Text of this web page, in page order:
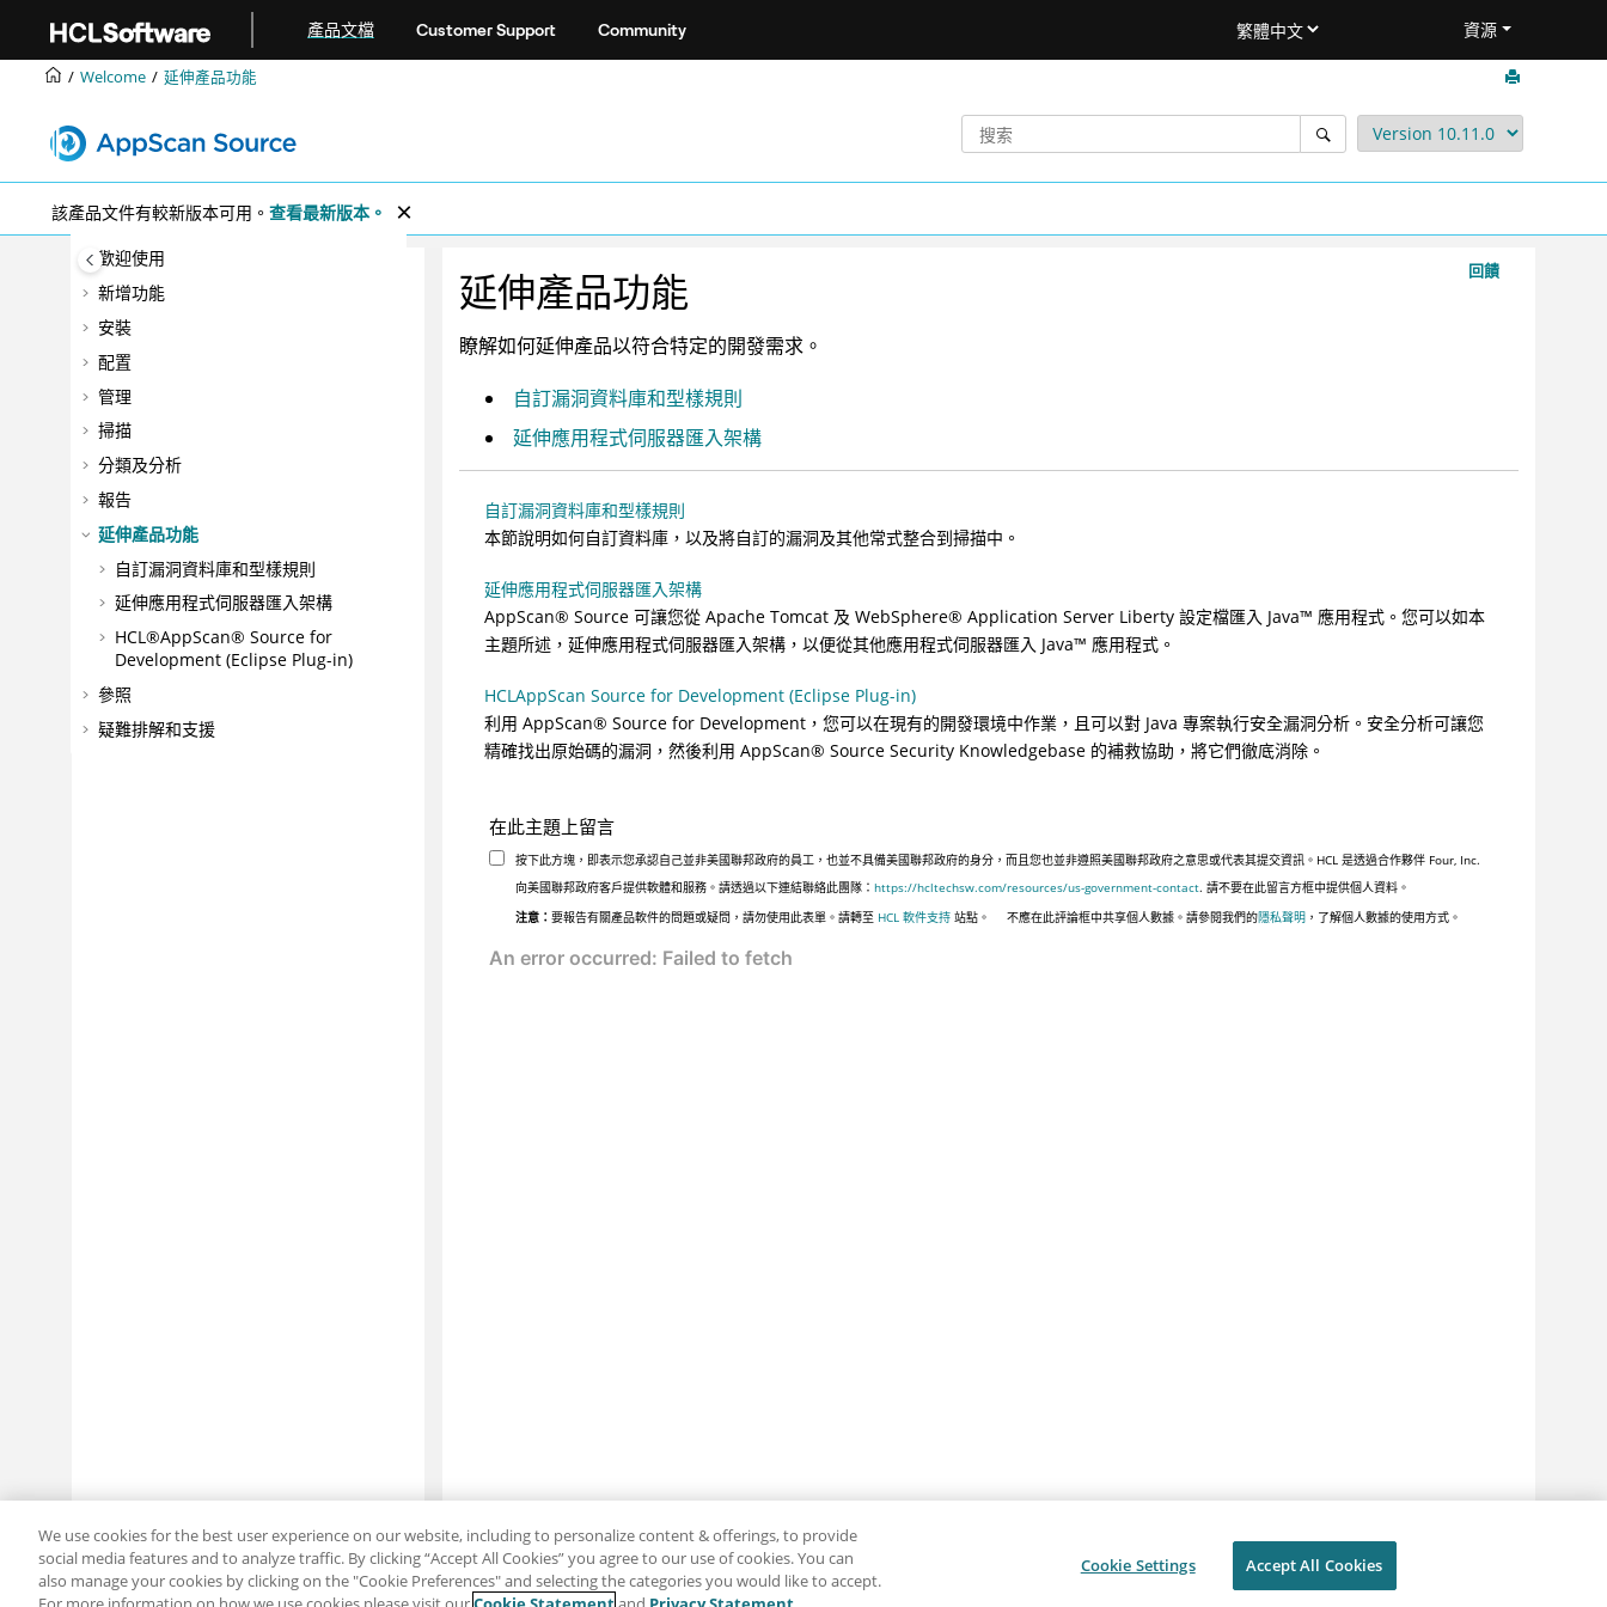
產品文檔 Customer Support Community 資源
Welcome 延伸產品功能
該產品文件有較新版本可用。 查看最新版本。
歡迎使用
新增功能
安裝
配置
管理
掃描
分類及分析
報告
延伸產品功能
自訂漏洞資料庫和型樣規則
延伸應用程式伺服器匯入架構
HCL®AppScan® Source for
Development (Eclipse Plug-in)
參照
疑難排解和支援
回饋
延伸產品功能
瞭解如何延伸產品以符合特定的開發需求。
自訂漏洞資料庫和型樣規則
延伸應用程式伺服器匯入架構
自訂漏洞資料庫和型樣規則
本節說明如何自訂資料庫，以及將自訂的漏洞及其他常式整合到掃描中。
延伸應用程式伺服器匯入架構
AppScan® Source可讓您從 Apache Tomcat 及 WebSphere® Application ServerLiberty 設定檔匯入 Java™ 應用程式。您可以如本
主題所述，延伸應用程式伺服器匯入架構，以便從其他應用程式伺服器匯入 Java™ 應用程式。
HCLAppScan Source for Development (Eclipse Plug-in)
利用 AppScan® Source for Development，您可以在現有的開發環境中作業，且可以對 Java 專案執行安全漏洞分析。安全分析可讓您
精確找出原始碼的漏洞，然後利用 AppScan® Source Security Knowledgebase的補救協助，將它們徹底消除。
在此主題上留言
按下此方塊，即表示您承認自己並非美國聯邦政府的員工，也並不具備美國聯邦政府的身分，而且您也並非遵照美國聯邦政府之意思或代表其提交資訊。HCL 是透過合作夥伴 Four, Inc.
向美國聯邦政府客戶提供軟體和服務。請透過以下連結聯絡此團隊：https://hcltechsw.com/resources/us-government-contact. 請不要在此留言方框中提供個人資料。
注意：要報告有關產品軟件的問題或疑問，請勿使用此表單。請轉至 HCL 軟件支持 站點。 不應在此評論框中共享個人數據。請參閱我們的隱私聲明 ，了解個人數據的使用方式。
We use cookies for the best user experience on our website, including to personalize content & offerings, to provide
social media features and to analyze traffic. By clicking “Accept All Cookies” you agree to our use of cookies. You can
also manage your cookies by clicking on the "Cookie Preferences" and selecting the categories you would like to accept.
Cookie Settings Accept All Cookies